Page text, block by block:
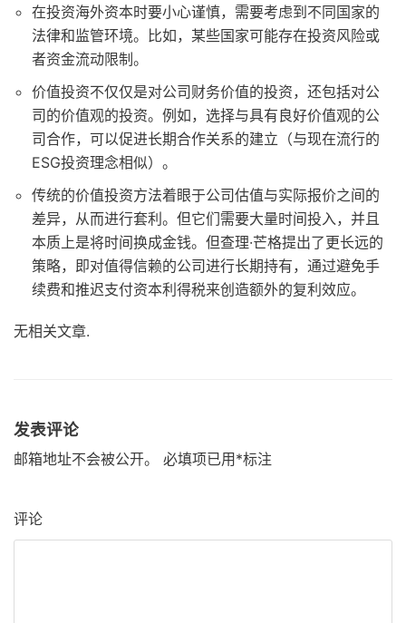
在投资海外资本时要小心谨慎，需要考虑到不同国家的
法律和监管环境。比如，某些国家可能存在投资风险或
者资金流动限制。
价值投资不仅仅是对公司财务价值的投资，还包括对公
司的价值观的投资。例如，选择与具有良好价值观的公
司合作，可以促进长期合作关系的建立（与现在流行的
ESG投资理念相似）。
传统的价值投资方法着眼于公司估值与实际报价之间的
差异，从而进行套利。但它们需要大量时间投入，并且
本质上是将时间换成金钱。但查理·芒格提出了更长远的
策略，即对值得信赖的公司进行长期持有，通过避免手
续费和推迟支付资本利得税来创造额外的复利效应。
无相关文章.
发表评论
邮箱地址不会被公开。 必填项已用 *标注
评论